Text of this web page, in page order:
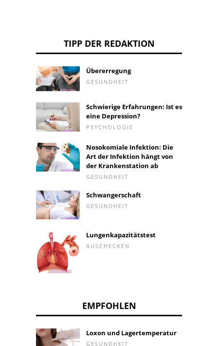
TIPP DER REDAKTION
Übererregung
GESUNDHEIT
Schwierige Erfahrungen: Ist es
eine Depression?
PSYCHOLOGIE
Nosokomiale Infektion: Die
Art der Infektion hängt von
der Krankenstation ab
GESUNDHEIT
Schwangerschaft
GESUNDHEIT
Lungenkapazitätstest
AUSCHECKEN
EMPFOHLEN
Loxon und Lagertemperatur
GESUNDHEIT